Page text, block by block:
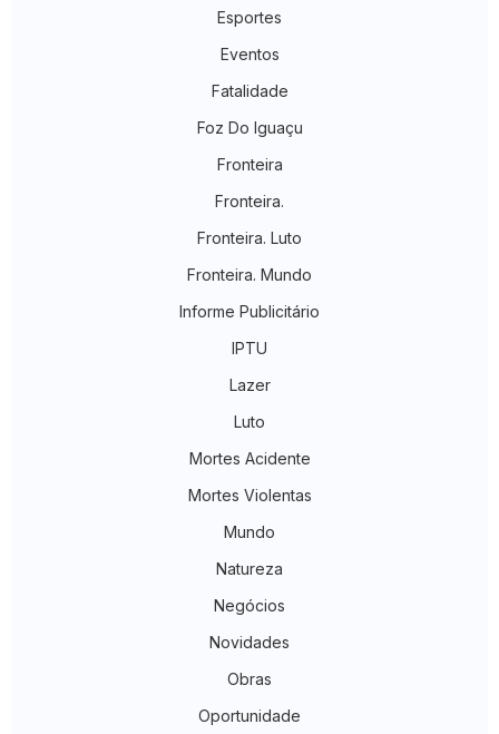
Esportes
Eventos
Fatalidade
Foz Do Iguaçu
Fronteira
Fronteira.
Fronteira. Luto
Fronteira. Mundo
Informe Publicitário
IPTU
Lazer
Luto
Mortes Acidente
Mortes Violentas
Mundo
Natureza
Negócios
Novidades
Obras
Oportunidade